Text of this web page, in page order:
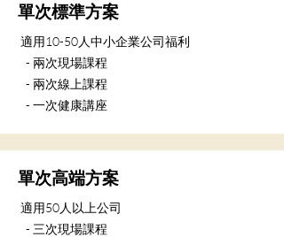
單次標準方案
適用10-50人中小企業公司福利
- 兩次現場課程
- 兩次線上課程
- 一次健康講座
單次高端方案
適用50人以上公司
- 三次現場課程